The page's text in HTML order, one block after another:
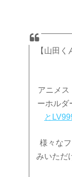
【山田
アニメス
ーホルダ
と
様々な
みいただ